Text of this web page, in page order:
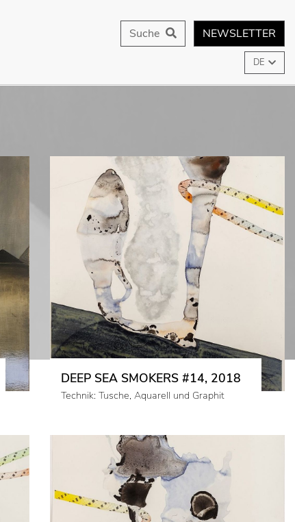
NEWSLETTER
Suche
DE
DEEP SEA SMOKERS #14, 2018
Technik: Tusche, Aquarell und Graphit